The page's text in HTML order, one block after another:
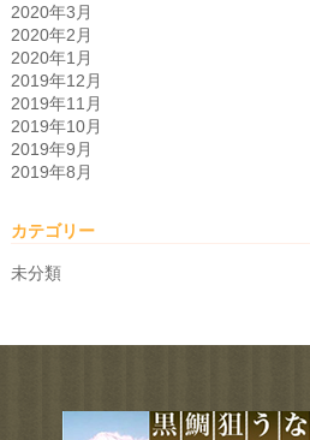
2020年3月
2020年2月
2020年1月
2019年12月
2019年11月
2019年10月
2019年9月
2019年8月
カテゴリー
未分類